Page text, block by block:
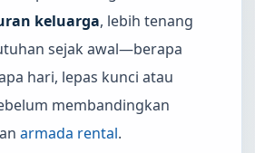
keluarga, lebih tenang
sejak awal—berapa
hari, lepas kunci atau
membandingkan
armada rental.